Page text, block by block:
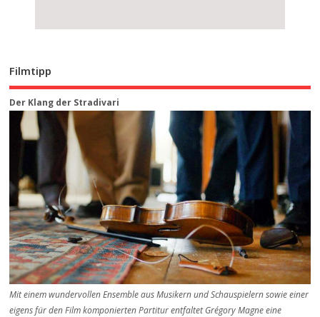
Filmtipp
Der Klang der Stradivari
Mit einem wundervollen Ensemble aus Musikern und Schauspielern sowie einer
eigens für den Film komponierten Partitur entfaltet Grégory Magne eine